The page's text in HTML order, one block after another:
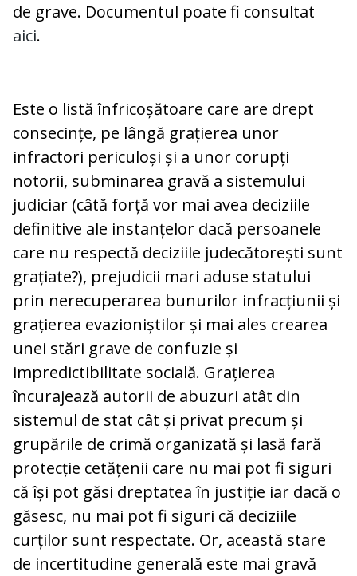
de grave. Documentul poate fi consultat
aici.
Este o listă înfricoșătoare care are drept
consecințe, pe lângă grațierea unor
infractori periculoși și a unor corupți
notorii, subminarea gravă a sistemului
judiciar (câtă forță vor mai avea deciziile
definitive ale instanțelor dacă persoanele
care nu respectă deciziile judecătorești sunt
grațiate?), prejudicii mari aduse statului
prin nerecuperarea bunurilor infracțiunii și
grațierea evazioniștilor și mai ales crearea
unei stări grave de confuzie și
impredictibilitate socială. Grațierea
încurajează autorii de abuzuri atât din
sistemul de stat cât și privat precum și
grupările de crimă organizată și lasă fară
protecție cetățenii care nu mai pot fi siguri
că își pot găsi dreptatea în justiție iar dacă o
găsesc, nu mai pot fi siguri că deciziile
curților sunt respectate. Or, această stare
de incertitudine generală este mai gravă